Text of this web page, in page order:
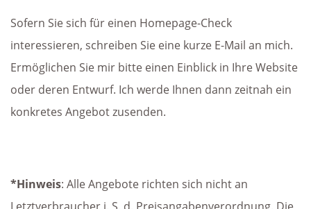
Sofern Sie sich für einen Homepage-Check
interessieren, schreiben Sie eine kurze E-Mail an mich.
Ermöglichen Sie mir bitte einen Einblick in Ihre Website
oder deren Entwurf. Ich werde Ihnen dann zeitnah ein
konkretes Angebot zusenden.
*Hinweis: Alle Angebote richten sich nicht an
Letztverbraucher i. S. d. Preisangabenverordnung. Die